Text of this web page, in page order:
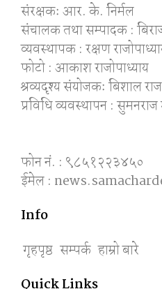
संरक्षकः आर. के. निर्मल
संचालक तथा सम्पादक :
व्यवस्थापक : रक्षण
फोटो : आकाश राजोपाध्याय
श्रव्यदृश्य संयोजकः बिशाल
प्रविधि व्यवस्थापन :
फोन नं. : ९८५१२२३४५०
ईमेल :
Info
गृहपृष्ठ सम्पर्क हाम्रो बारे